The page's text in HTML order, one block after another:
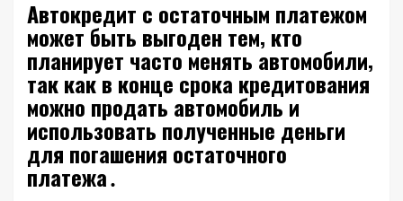
Автокредит с остаточным платежом
может быть выгоден тем‚ кто
планирует часто менять автомобили‚
так как в конце срока кредитования
можно продать автомобиль и
использовать полученные деньги
для погашения остаточного
платежа․